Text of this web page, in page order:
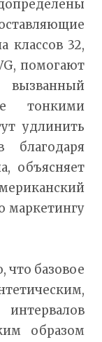
классов 32,
помогают
тонкими
удлинить
благодаря
объясняет
маркетингу
что базовое
образом